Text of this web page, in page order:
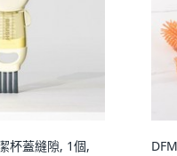
杯蓋縫隙, 1個,